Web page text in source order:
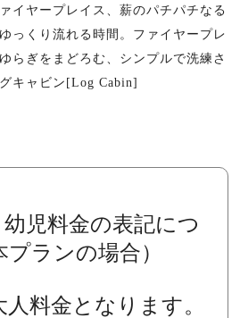
イヤープレイス、薪のパチパチなる
っくり流れる時間。ファイヤープレ
らぎをまどろむ、シンプルで洗練さ
キャビン[Log Cabin]
児料金の表記につ
ランの場合）
料金となります。